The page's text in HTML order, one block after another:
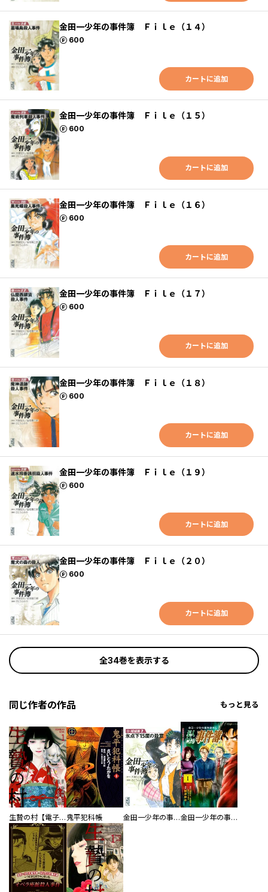
金田一少年の事件簿 Ｆｉｌｅ（１４）
600
ポイント
カートに追加
金田一少年の事件簿 Ｆｉｌｅ（１５）
600
ポイント
カートに追加
金田一少年の事件簿 Ｆｉｌｅ（１６）
600
ポイント
カートに追加
金田一少年の事件簿 Ｆｉｌｅ（１７）
600
ポイント
カートに追加
金田一少年の事件簿 Ｆｉｌｅ（１８）
600
ポイント
カートに追加
金田一少年の事件簿 Ｆｉｌｅ（１９）
600
ポイント
カートに追加
金田一少年の事件簿 Ｆｉｌｅ（２０）
600
ポイント
カートに追加
全34巻を表示する
同じ作者の作品 もっと見る
生贄の村【電子単行本版】 鬼平犯科帳 金田一少年の事件簿 短編集 金田一少年の事件簿外伝 犯人たちの事件簿